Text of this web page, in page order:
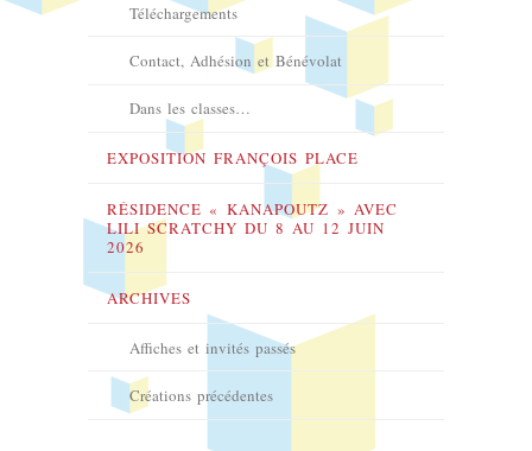
Téléchargements
Contact, Adhésion et Bénévolat
Dans les classes…
EXPOSITION FRANÇOIS PLACE
RÉSIDENCE « KANAPOUTZ » AVEC
LILI SCRATCHY DU 8 AU 12 JUIN
2026
ARCHIVES
Affiches et invités passés
Créations précédentes